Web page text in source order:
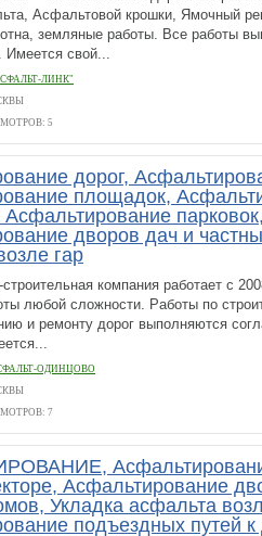
Асфальтовой крошки, Ямочный
земляные работы. Все работы
свой...
ЛИНК"
5
дорог,
площадок,
Асфальтирование
дворов дач и
гар
компания работает с
любой сложности. Работы по
и ремонту дорог выполняются
ОДИНЦОВО
7
Асфальтирование
Укладка асфальта
подъездных путей